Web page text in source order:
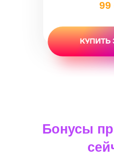
99
Бонусы